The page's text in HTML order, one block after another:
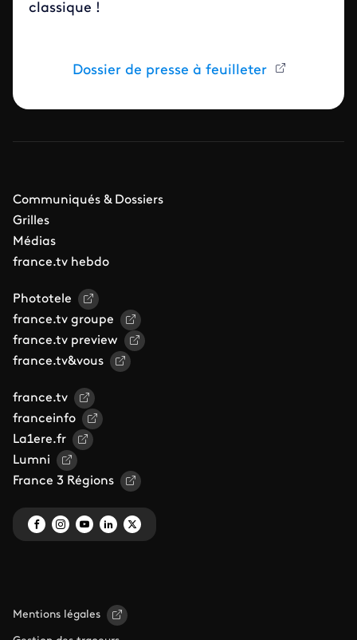
classique !
Dossier de presse à feuilleter
Communiqués & Dossiers
Grilles
Médias
france.tv hebdo
Phototele
france.tv groupe
france.tv preview
france.tv&vous
france.tv
franceinfo
La1ere.fr
Lumni
France 3 Régions
Mentions légales